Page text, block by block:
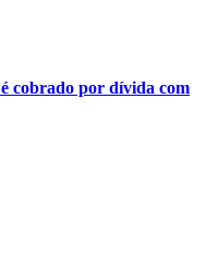
cobrado por dívida com